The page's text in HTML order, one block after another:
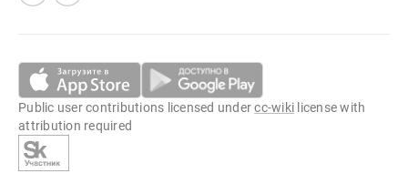
Public user contributions licensed undercc-wiki license with
attribution required